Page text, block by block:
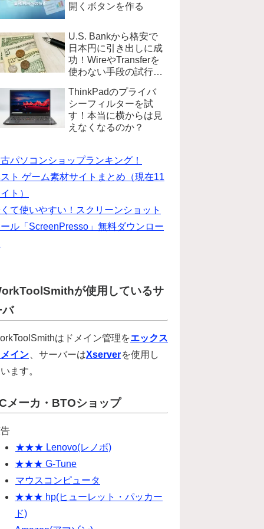
開くボタンを作る
U.S. Bankから格安で
日本円に引き出しに成
功！WireやTransferを
使わない手段の試行錯
ThinkPadのプライバ
シーフィルターを試
す！本当に横からは見
えなくなるのか？
パソコンショップランキング！
ト ゲーム素材サイトまとめ（現在11
ト）
て使いやすい！スクリーンショット
ル「ScreenPresso」無料ダウンロー
が使用しているサ
バ
はドメイン管理をエックス
イン 、サーバーはXserverを使用し
ます。
メーカ・BTOショップ
★★★ Lenovo(レノボ)
★★★ G-Tune
マウスコンピュータ
★★★ hp(ヒューレット・パッカー
ド)